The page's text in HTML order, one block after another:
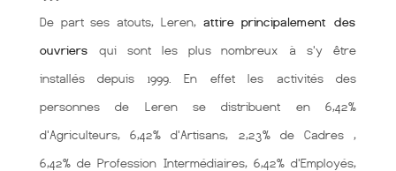
De part ses atouts, Leren, attire principalement des
ouvriers qui sont les plus nombreux à s'y être
installés depuis 1999. En effet les activités des
personnes de Leren se distribuent en 6,42%
d'Agriculteurs, 6,42% d'Artisans, 2,23% de Cadres ,
6,42% de Profession Intermédiaires, 6,42% d'Employés,